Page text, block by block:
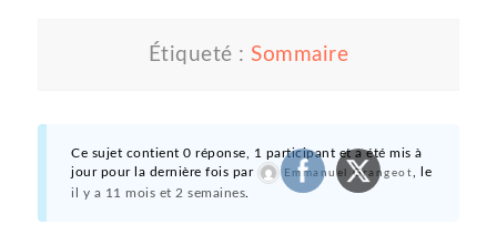
Étiqueté :Sommaire
Ce sujet contient 0 réponse, 1 participant et a été mis à
jour pour la dernière fois par
Emmanuel Grangeot
, le
il y a 11 mois et 2 semaines.